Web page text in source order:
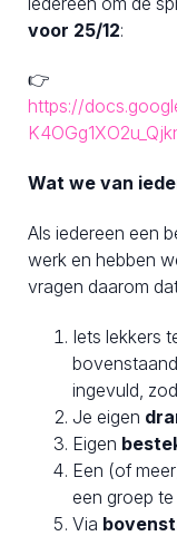
voor 25/12:
👉
https://
Wat we van
Als iedereen een
werk en hebben
vragen daarom
Iets lekkers
ingevuld,
Je eigen
Eigen
Een (of
een groep te
Via